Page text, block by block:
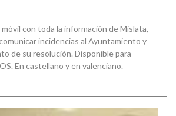
con toda la información de Mislata,
incidencias al Ayuntamiento y
de su resolución. Disponible para
En castellano y en valenciano.